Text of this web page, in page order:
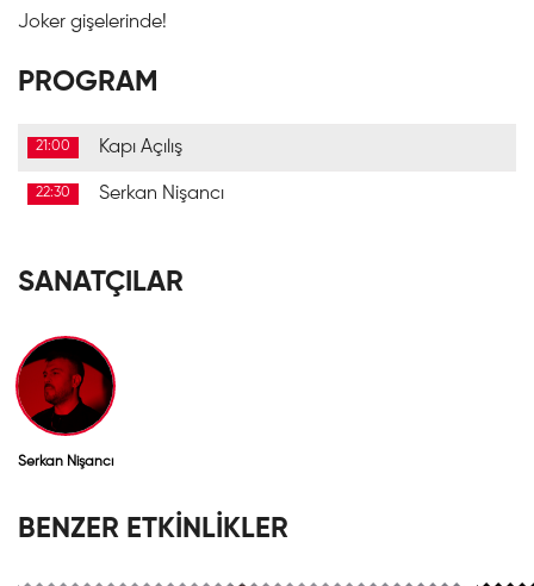
Joker gişelerinde!
PROGRAM
21:00 Kapı Açılış
22:30 Serkan Nişancı
SANATÇILAR
Serkan Nişancı
BENZER ETKİNLİKLER